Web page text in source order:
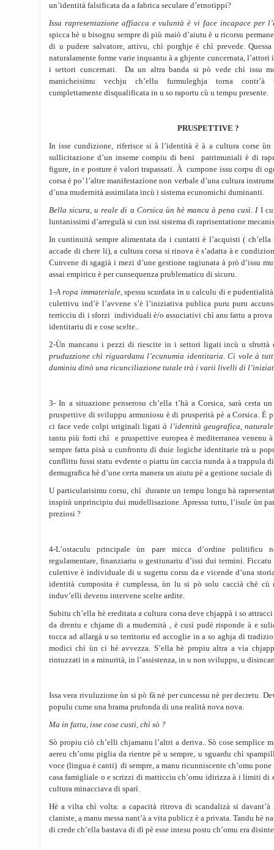
un’identità falsificata da a fabrica seculare d’etnotippi?
Issa rapresentazione affiacca e vuluntà è vi face incapace per
spicca hè u bisognu sempre di più maiò d’aiutu è u ricorsu
di u pudere salvatore, attivu, chì porghje è chì prevede.
naturalamente forme varie inquantu à a ghjente cuncernata,
i settori cuncernati. Da un altra banda si pò vede chì issu
manicheisimu vechju ch’ellu furmuleghja torna contr’à
cumplettamente disqualificata in u so raportu cù u tempu presente.
PRUSPETTIVE ?
In isse cundizione, riferisce si à l’identità è à a cultura corse
sullicitazione d’un inseme compiu di beni patrimuniali è di
figure, in e posture è valori trapassati. À cumpone issu corpu di
corsa è po’ l’altre manifestazione non verbale d’una cultura
d’una mudernità assimilata incù i sistema ecunomichi duminanti.
Bella sicura, u reale di a Corsica ùn hè mancu à pena cusì. II
luntanissimi d’arregulà si cun issi sistema di raprisentatione
In cuntinuità sempre alimentata da i cuntatti è l’acquisti (
accade di chere li), a cultura corsa si rinova è s’adatta à e
Cunvene di sgagià i mezi d’une gestione ragiunata à prò d’issu
assai empiricu è per cunsequenza prublematicu di sicuru.
1-A ropa immateriale, spessu scurdata in u calculu di e
culettivu ind’è l’avvene s’è l’iniziativa publica puru puru
terricciu di i sforzi individuali è/o assuciativi chì anu fattu a prova
identitariu di e cose scelte..
2-Ùn mancanu i pezzi di riescite in i settori ligati incù u
pruduzzione chì riguardanu l’ecunumia identitaria.Ci vole à
duminiu dinò una ricunciliazione tutale trà i varii livelli di
3- In a situazione penserosu ch’ella t’hà a Corsica, sarà certa
pruspettive di sviluppu armuniosu è di prusperità pè a Corsica. È
ci face vede colpi uriginali ligatià l’identità geugrafica,
tantu più forti chì e pruspettive europea è mediterranea venenu
sempre fatta pisà u cunfrontu di duie logiche identitarie trà u
cunflittu fussi statu evdente o piattu ùn caccia nunda à a trappula
demugrafica hè d’une certa manera un aiutu pè a gestione suciale
U particularisimu corsu, chì durante un tempu longu hà
inspirà unprincipiu dui mudellisazione. Apressu tuttu, l’isule ùn
preziosi ?
4-L’ostaculu principale ùn pare micca d’ordine pulitificu
regulamentare, finanziariu o gestiunariu d’issi dui termini.
culettive è individuale di u sugettu corsu da e vicende d’una
identità cumposita è cumplessa, ùn lu si pò solu caccià chè cù
induv’elli devenu intervene scelte ardite.
Subitu ch’ella hè ereditata a cultura corsa deve chjappà i so
da drentu e chjame di a mudernità , è cusì pudè risponde à e
tocca ad allargà u so territoriu ed accoglie in a so aghja di
modici chì ùn ci hè avvezza. S’ella hè propiu altra a via
rintuzzati in a minurità, in l’assistenza, in u non sviluppu, u
Issa vera rivuluzione ùn si pò fà nè per cuncessu nè per decretu.
populu cume una brama prufonda di una realità nova nova.
Ma in fattu, isse cose custì, chì sò ?
Sò propiu ciò ch’elli chjamanu l’altri a deriva.. Sò cose semplice
aereu ch’omu piglia da rientre pè u sempre, u sguardu chì
voce (lingua è canti) di sempre, a manu ricunniscente ch’omu
casa famigliale o e scrizzi di matticciu ch’omu idirizza à i limiti di
cultura minacciava di sparì.
Hè a vilta chì volta: a capacità ritrova di scandalizà si davant’à
claniste, a manu messa nant’à a vita publicz è a privata. Tandu hè
di crede ch’ella bastava di dì pè esse intesu postu ch’omu era